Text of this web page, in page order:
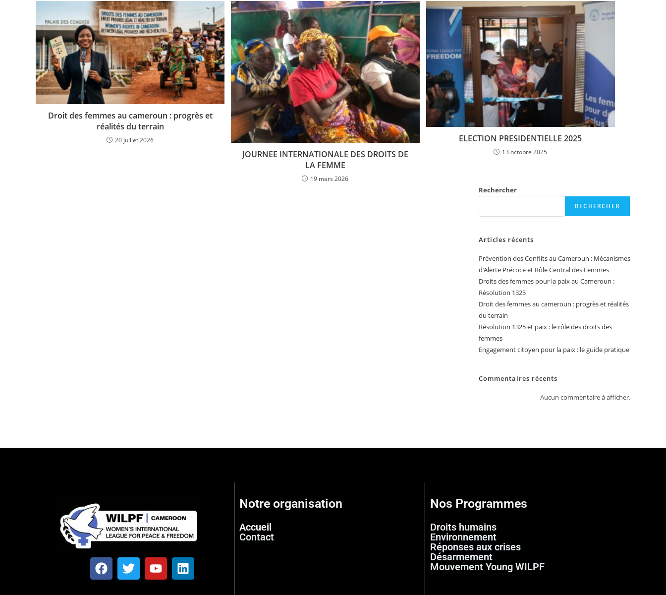
Droit des femmes au cameroun : progrès et
réalités du terrain
20 juillet 2026
JOURNEE INTERNATIONALE DES DROITS DE
LA FEMME
19 mars 2026
ELECTION PRESIDENTIELLE 2025
13 octobre 2025
Rechercher
RECHERCHER
Articles récents
Prévention des Conflits au Cameroun : Mécanismes
d’Alerte Précoce et Rôle Central des Femmes
Droits des femmes pour la paix au Cameroun :
Résolution 1325
Droit des femmes au cameroun : progrès et réalités
du terrain
Résolution 1325 et paix : le rôle des droits des
femmes
Engagement citoyen pour la paix : le guide pratique
Commentaires récents
Aucun commentaire à afficher.
Notre organisation
Accueil
Contact
Nos Programmes
Droits humains
Environnement
Réponses aux crises
Désarmement
Mouvement Young WILPF